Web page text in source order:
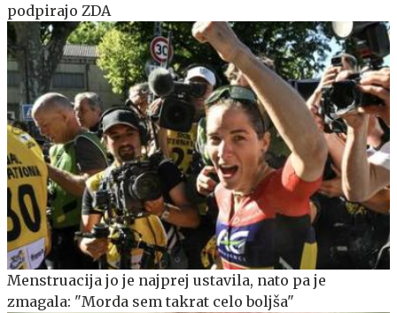
podpirajo ZDA
Menstruacija jo je najprej ustavila, nato pa je
zmagala: "Morda sem takrat celo boljša"